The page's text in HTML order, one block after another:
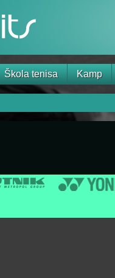
Škola tenisa Kamp